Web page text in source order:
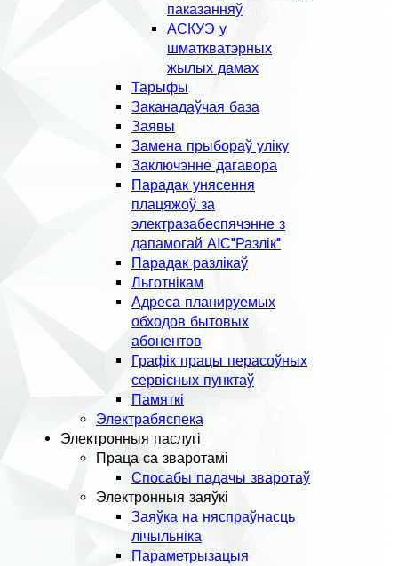
паказанняў
АСКУЭ у
шматкватэрных
жылых дамах
Тарыфы
Заканадаўчая база
Заявы
Замена прыбораў уліку
Заключэнне дагавора
Парадак унясення
плацяжоў за
электразабеспячэнне з
дапамогай АІС"Разлік"
Парадак разлікаў
Льготнікам
Адреса планируемых
обходов бытовых
абонентов
Графік працы перасоўных
сервісных пунктаў
Памяткі
Электрабяспека
Электронныя паслугі
Праца са зваротамі
Спосабы падачы зваротаў
Электронныя заяўкі
Заяўка на няспраўнасць
лічыльніка
Параметрызацыя